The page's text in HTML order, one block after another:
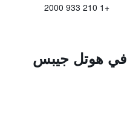
+1 210 933 2000
في هوتل جيبس